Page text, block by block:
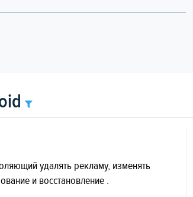
удалять рекламу, изменять
и восстановление .